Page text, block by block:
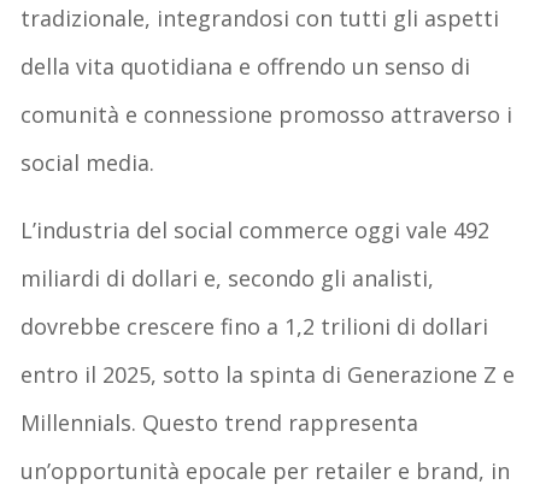
tradizionale, integrandosi con tutti gli aspetti
della vita quotidiana e offrendo un senso di
comunità e connessione promosso attraverso i
social media.
L’industria del social commerce oggi vale 492
miliardi di dollari e, secondo gli analisti,
dovrebbe crescere fino a 1,2 trilioni di dollari
entro il 2025, sotto la spinta di Generazione Z e
Millennials. Questo trend rappresenta
un’opportunità epocale per retailer e brand, in